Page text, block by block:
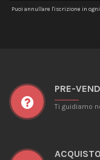
Puoi annullare l'iscrizione in
PRE-
Ti guidiamo